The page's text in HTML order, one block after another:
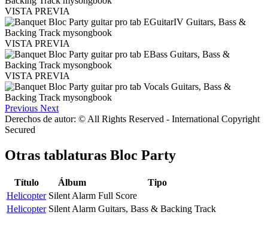
VISTA PREVIA
VISTA PREVIA
VISTA PREVIA
Previous Next
Derechos de autor: © All Rights Reserved - International Copyright
Secured
Otras tablaturas Bloc Party
Título Álbum
Tipo
Helicopter Silent Alarm Full Score
Helicopter Silent Alarm Guitars, Bass & Backing Track